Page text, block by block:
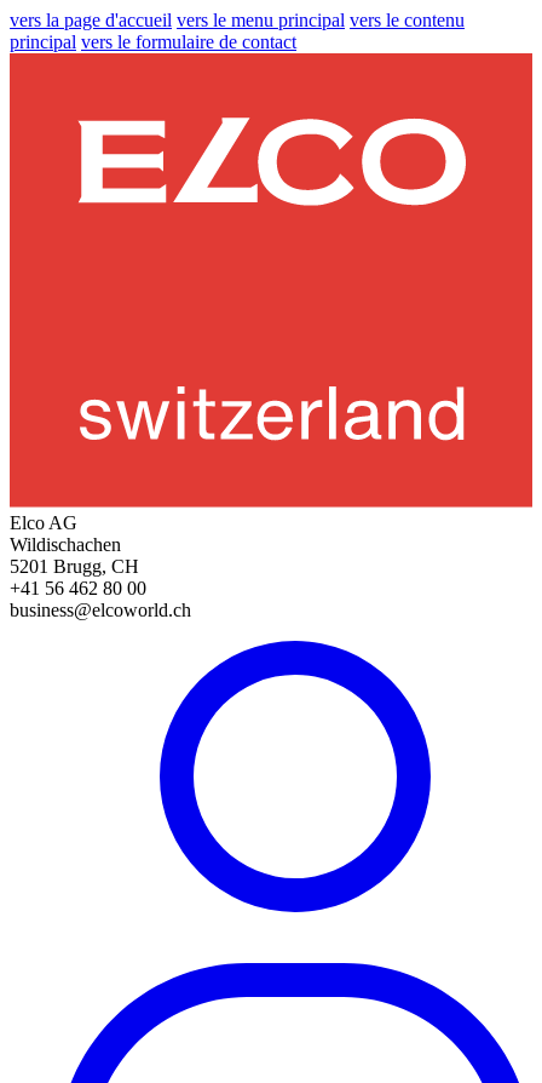
vers la page d'accueil vers le menu principal vers le contenu
principal vers le formulaire de contact
Elco AG
Wildischachen
5201 Brugg, CH
+41 56 462 80 00
business@elcoworld.ch